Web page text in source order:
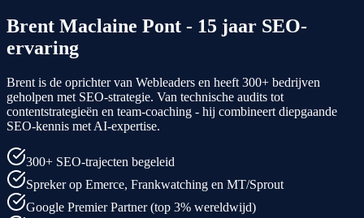
Brent Maclaine Pont - 15 jaar SEO-
ervaring
Brent is de oprichter van Webleaders en heeft 300+ bedrijven
geholpen met SEO-strategie. Van technische audits tot
contentstrategieën en team-coaching - hij combineert diepgaande
SEO-kennis met AI-expertise.
300+ SEO-trajecten begeleid
Spreker op Emerce, Frankwatching en MT/Sprout
Google Premier Partner (top 3% wereldwijd)